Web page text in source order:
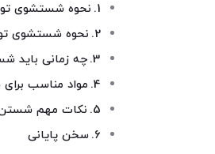
نحوه شستشوی
نحوه شستشوی
چه زمانی باید
مواد مناسب
نکات مهم
سخن پایانی